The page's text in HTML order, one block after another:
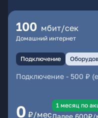
100 мбит/сек
Домашний интернет
Подключение
Подключение - 500 ₽
0 ₽/мес
1 месяц по
Далее 600₽/